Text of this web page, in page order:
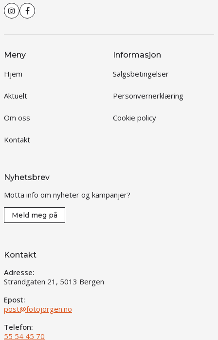
Meny
Hjem
Aktuelt
Om oss
Kontakt
Informasjon
Salgsbetingelser
Personvernerklæring
Cookie policy
Nyhetsbrev
Motta info om nyheter og kampanjer?
Meld meg på
Kontakt
Adresse:
Strandgaten 21, 5013 Bergen
Epost:
post@fotojorgen.no
Telefon:
55 54 45 70